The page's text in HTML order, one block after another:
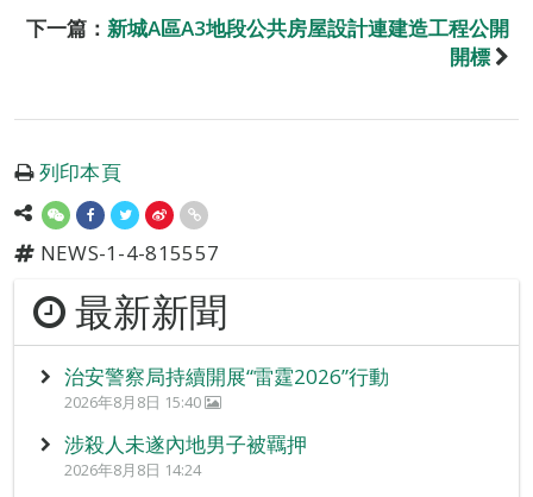
下一篇： 新城A區A3地段公共房屋設計連建造工程公開
開標
列印本頁
NEWS-1-4-815557
最新新聞
治安警察局持續開展“雷霆2026”行動
2026年8月8日 15:40
涉殺人未遂內地男子被羈押
2026年8月8日 14:24